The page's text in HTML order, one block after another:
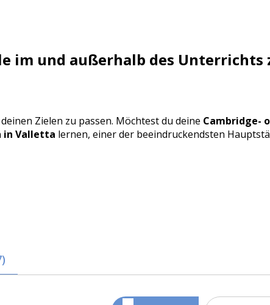
im und außerhalb des Unterrichts
Zielen zu passen. Möchtest du deine Cambridge-
in Valletta lernen, einer der beeindruckendsten